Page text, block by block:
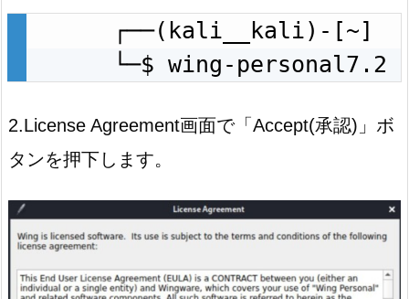
┌──(kali__kali)-[~]
└─$ wing-personal7.2
2.License Agreement画面で「Accept(承認)」ボ
タンを押下します。